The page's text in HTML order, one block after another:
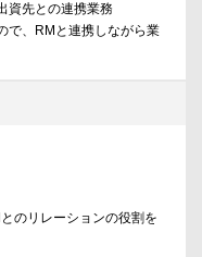
資先との連携業務
で、RMと連携しながら業
のリレーションの役割を